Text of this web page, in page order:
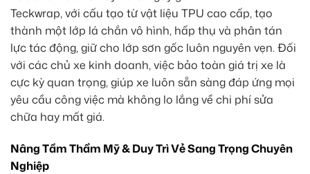
Teckwrap, với cấu tạo từ vật liệu TPU cao cấp, tạo
thành một lớp lá chắn vô hình, hấp thụ và phân tán
lực tác động, giữ cho lớp sơn gốc luôn nguyên vẹn. Đối
với các chủ xe kinh doanh, việc bảo toàn giá trị xe là
cực kỳ quan trọng, giúp xe luôn sẵn sàng đáp ứng mọi
yêu cầu công việc mà không lo lắng về chi phí sửa
chữa hay mất giá.
Nâng Tầm Thẩm Mỹ & Duy Trì Vẻ Sang Trọng Chuyên
Nghiệp